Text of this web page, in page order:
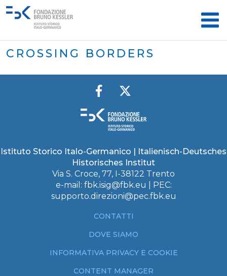
CROSSING BORDERS
Istituto Storico Italo-Germanico | Italienisch-Deutsches
Historisches Institut
Via S. Croce, 77, I-38122 Trento
e-mail: fbk.isig@fbk.eu | PEC:
supporto.direzioni@pec.fbk.eu
CONTATTI
DOVE SIAMO
INFORMATIVA PRIVACY E COOKIE
CONTENT MANAGER